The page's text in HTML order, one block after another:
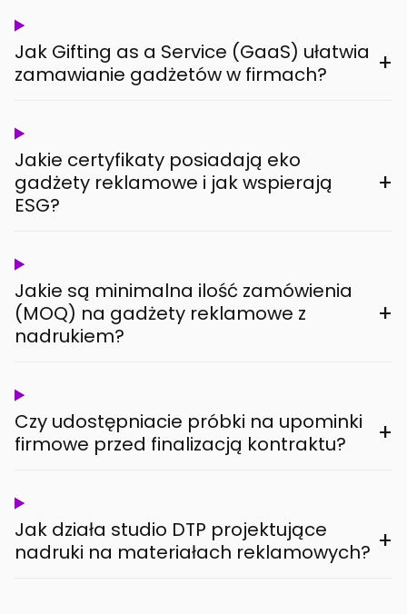
Jak Gifting as a Service (GaaS) ułatwia
zamawianie gadżetów w firmach?
+
Jakie certyfikaty posiadają eko
gadżety reklamowe i jak wspierają
ESG?
+
Jakie są minimalna ilość zamówienia
(MOQ) na gadżety reklamowe z
nadrukiem?
+
Czy udostępniacie próbki na upominki
firmowe przed finalizacją kontraktu?
+
Jak działa studio DTP projektujące
nadruki na materiałach reklamowych? +